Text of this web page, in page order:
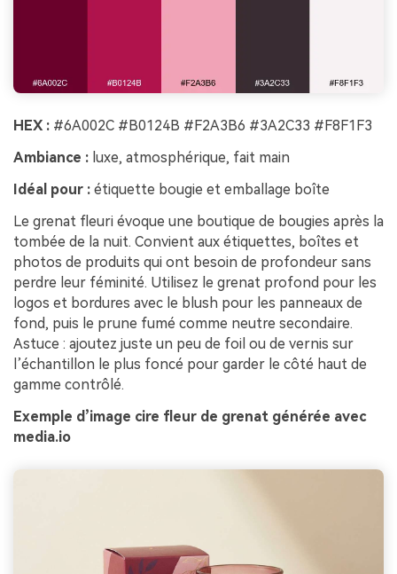
HEX : #6A002C #B0124B #F2A3B6 #3A2C33 #F8F1F3
Ambiance : luxe, atmosphérique, fait main
Idéal pour : étiquette bougie et emballage boîte
Le grenat fleuri évoque une boutique de bougies après la
tombée de la nuit. Convient aux étiquettes, boîtes et
photos de produits qui ont besoin de profondeur sans
perdre leur féminité. Utilisez le grenat profond pour les
logos et bordures avec le blush pour les panneaux de
fond, puis le prune fumé comme neutre secondaire.
Astuce : ajoutez juste un peu de foil ou de vernis sur
l’échantillon le plus foncé pour garder le côté haut de
gamme contrôlé.
Exemple d’image cire fleur de grenat générée avec
media.io